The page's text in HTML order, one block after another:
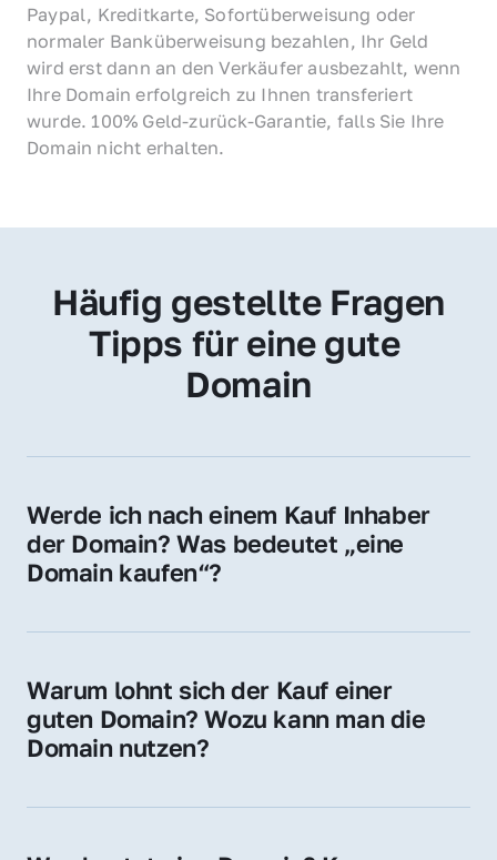
Paypal, Kreditkarte, Sofortüberweisung oder
normaler Banküberweisung bezahlen, Ihr Geld
wird erst dann an den Verkäufer ausbezahlt, wenn
Ihre Domain erfolgreich zu Ihnen transferiert
wurde. 100% Geld-zurück-Garantie, falls Sie Ihre
Domain nicht erhalten.
Häufig gestellte Fragen
Tipps für eine gute
Domain
Werde ich nach einem Kauf Inhaber
der Domain? Was bedeutet „eine
Domain kaufen“?
Sie erhalten alle Rechte zur Nutzung,
Domain.
Warum lohnt sich der Kauf einer
guten Domain? Wozu kann man die
Domain nutzen?
Vertrauen und Markenwert. Nutzen Sie sie